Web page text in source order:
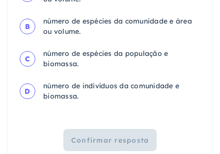
B
número de espécies da comunidade e área
ou volume.
C
número de espécies da população e
biomassa.
D
número de indivíduos da comunidade e
biomassa.
Confirmar resposta